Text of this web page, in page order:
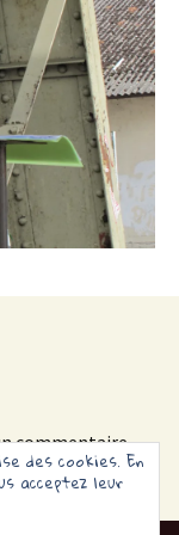
commentaire.
des cookies. En
acceptez leur